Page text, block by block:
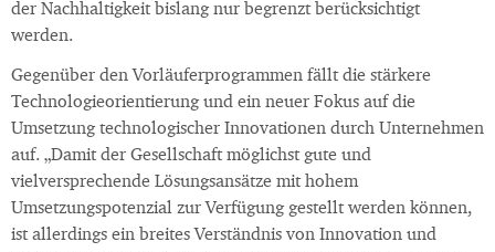
der Nachhaltigkeit bislang nur begrenzt berücksichtigt
werden.
Gegenüber den Vorläuferprogrammen fällt die stärkere
Technologieorientierung und ein neuer Fokus auf die
Umsetzung technologischer Innovationen durch Unternehmen
auf. „Damit der Gesellschaft möglichst gute und
vielversprechende Lösungsansätze mit hohem
Umsetzungspotenzial zur Verfügung gestellt werden können,
ist allerdings ein breites Verständnis von Innovation und